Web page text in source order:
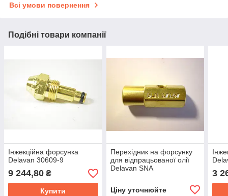
Всі умови повернення
Подібні товари компанії
Інжекційна форсунка
Delavan 30609-9
9 244,80 ₴
Купити
Перехідник на форсунку
для відпрацьованої олії
Delavan SNA
Ціну уточнюйте
3